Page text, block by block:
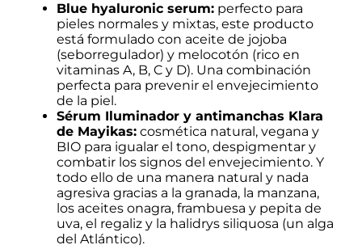
Blue hyaluronic serum: perfecto para
pieles normales y mixtas, este producto
está formulado con aceite de jojoba
(seborregulador) y melocotón (rico en
vitaminas A, B, C y D). Una combinación
perfecta para prevenir el envejecimiento
de la piel.
Sérum Iluminador y antimanchas Klara
de Mayikas: cosmética natural, vegana y
BIO para igualar el tono, despigmentar y
combatir los signos del envejecimiento. Y
todo ello de una manera natural y nada
agresiva gracias a la granada, la manzana,
los aceites onagra, frambuesa y pepita de
uva, el regaliz y la halidrys siliquosa (un alga
del Atlántico).